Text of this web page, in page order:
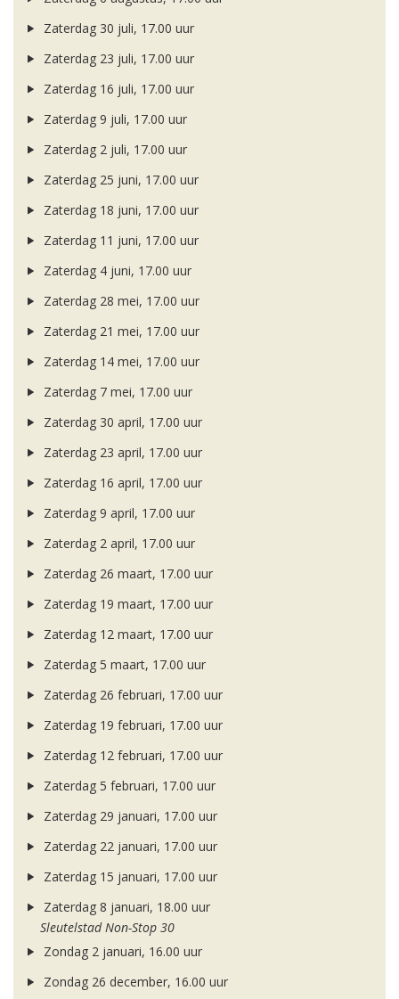
Zaterdag 30 juli, 17.00 uur
Zaterdag 23 juli, 17.00 uur
Zaterdag 16 juli, 17.00 uur
Zaterdag 9 juli, 17.00 uur
Zaterdag 2 juli, 17.00 uur
Zaterdag 25 juni, 17.00 uur
Zaterdag 18 juni, 17.00 uur
Zaterdag 11 juni, 17.00 uur
Zaterdag 4 juni, 17.00 uur
Zaterdag 28 mei, 17.00 uur
Zaterdag 21 mei, 17.00 uur
Zaterdag 14 mei, 17.00 uur
Zaterdag 7 mei, 17.00 uur
Zaterdag 30 april, 17.00 uur
Zaterdag 23 april, 17.00 uur
Zaterdag 16 april, 17.00 uur
Zaterdag 9 april, 17.00 uur
Zaterdag 2 april, 17.00 uur
Zaterdag 26 maart, 17.00 uur
Zaterdag 19 maart, 17.00 uur
Zaterdag 12 maart, 17.00 uur
Zaterdag 5 maart, 17.00 uur
Zaterdag 26 februari, 17.00 uur
Zaterdag 19 februari, 17.00 uur
Zaterdag 12 februari, 17.00 uur
Zaterdag 5 februari, 17.00 uur
Zaterdag 29 januari, 17.00 uur
Zaterdag 22 januari, 17.00 uur
Zaterdag 15 januari, 17.00 uur
Zaterdag 8 januari, 18.00 uur
Sleutelstad Non-Stop 30
Zondag 2 januari, 16.00 uur
Zondag 26 december, 16.00 uur